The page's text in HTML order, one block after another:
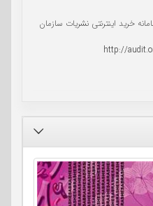
خرید اینترنتی نشریات سازمان
http://